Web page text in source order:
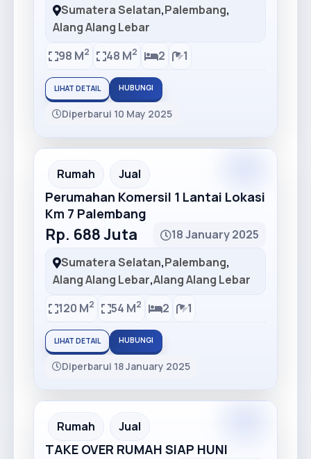
Sumatera Selatan,Palembang,
Alang Alang Lebar
98 M2 48 M2 2 1
LIHAT DETAIL HUBUNGI
Diperbarui 10 May 2025
Recommended
Rumah Jual
Perumahan Komersil 1 Lantai Lokasi
Km 7 Palembang
Rp. 688 Juta
18 January 2025
Sumatera Selatan,Palembang,
Alang Alang Lebar,Alang Alang Lebar
120 M2 54 M2 2 1
LIHAT DETAIL HUBUNGI
Diperbarui 18 January 2025
Recommended
Rumah Jual
TAKE OVER RUMAH SIAP HUNI